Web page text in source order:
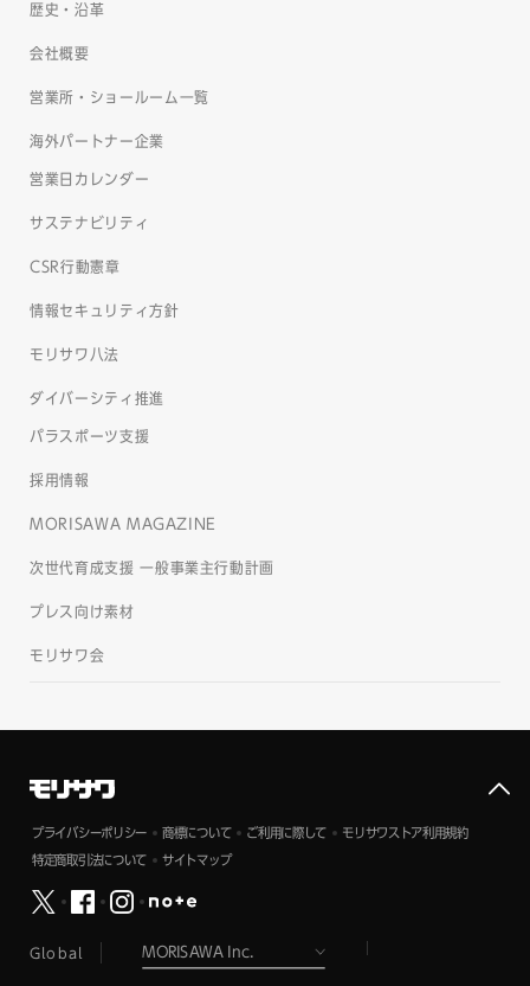
歴史・沿革
会社概要
営業所・ショールーム一覧
海外パートナー企業
営業日カレンダー
サステナビリティ
CSR行動憲章
情報セキュリティ方針
モリサワ八法
ダイバーシティ推進
パラスポーツ支援
採用情報
MORISAWA MAGAZINE
次世代育成支援 一般事業主行動計画
プレス向け素材
モリサワ会
プライバシーポリシー 商標について ご利用に際して モリサワストア利用規約
特定商取引法について サイトマップ
Global